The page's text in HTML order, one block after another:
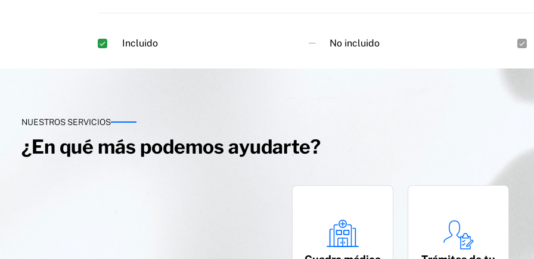
Incluido No incluido
NUESTROS SERVICIOS
¿En qué más podemos ayudarte?